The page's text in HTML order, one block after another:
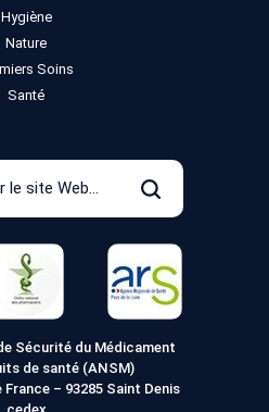
Hygiène
Nature
Soins
Santé
Rechercher
Sécurité du Médicament
de santé (ANSM)
– 93285 Saint Denis